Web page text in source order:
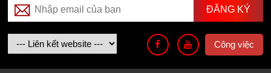
Công việc